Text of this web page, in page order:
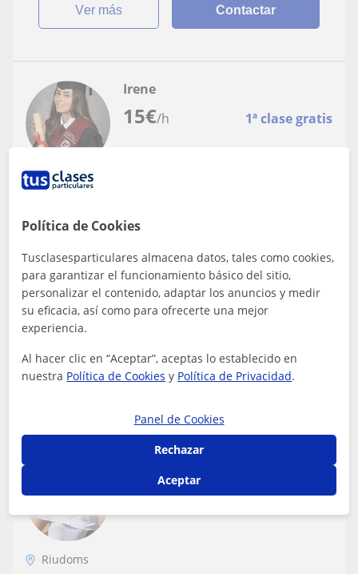
ver más Contactar
15€/h 1ª clase gratis
Irene
Reus, Castellvell Del Camp, R...
primaria y ESO
Educadora infantil, llevo más de 7 años dando clases
particulares de todas las materias a niños y adultos, con
muy buenos resultados; tengo...
ver más Contactar
10€/h 1ª clase gratis
Riudoms
Política de Cookies
Tusclasesparticulares almacena datos, tales como cookies,
para garantizar el funcionamiento básico del sitio,
personalizar el contenido, adaptar los anuncios y medir
su eficacia, así como para ofrecerte una mejor
experiencia.
Al hacer clic en “Aceptar”, aceptas lo establecido en
nuestra Política de Cookies y Política de Privacidad.
Panel de Cookies
Rechazar
Aceptar